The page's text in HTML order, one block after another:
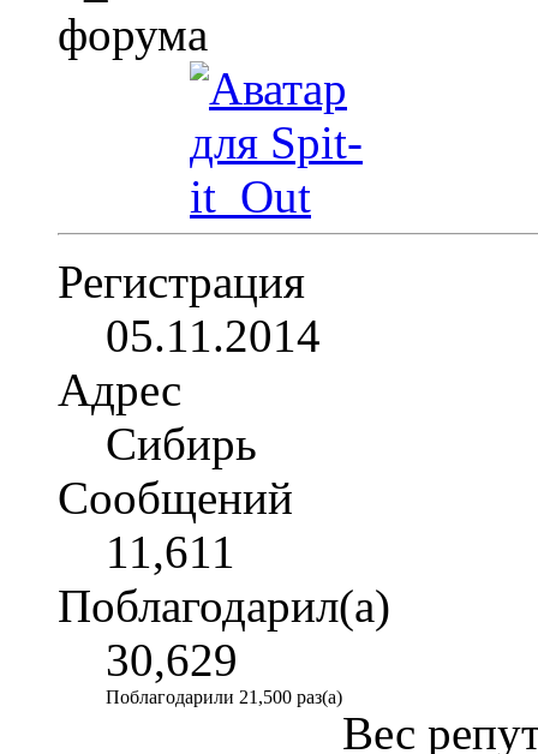
Регистрация
05.11.2014
Адрес
Сибирь
Сообщений
11,611
Поблагодарил(а)
30,629
Поблагодарили 21,500 раз(а)
Вес